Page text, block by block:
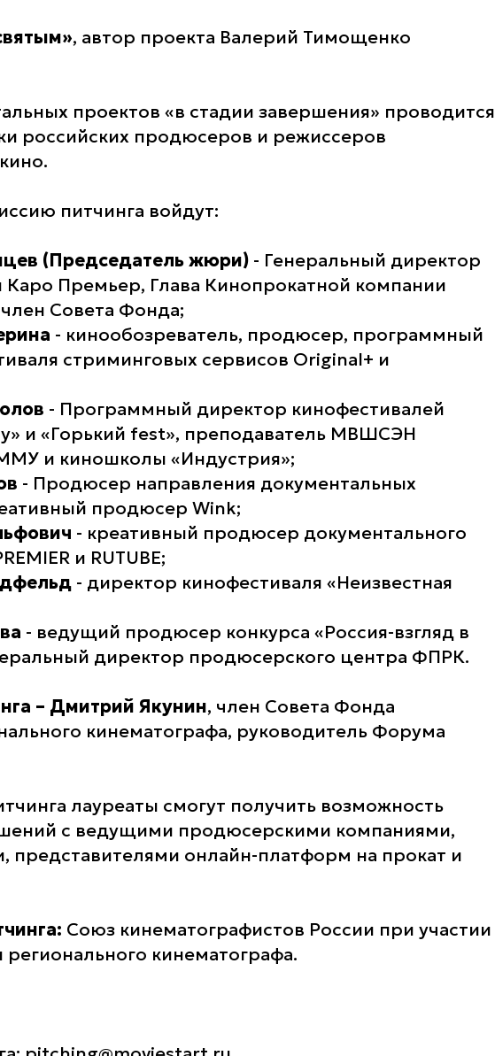
, автор проекта Валерий Тимощенко
проектов «в стадии завершения» проводится
российских продюсеров и режиссеров
питчинга войдут:
(Председатель жюри) - Генеральный директор
Каро Премьер, Глава Кинопрокатной компании
Совета Фонда;
- кинообозреватель, продюсер, программный
стриминговых сервисов Original+ и
- Программный директор кинофестивалей
и «Горький fest», преподаватель МВШСЭН
и киношколы «Индустрия»;
- Продюсер направления документальных
продюсер Wink;
- креативный продюсер документального
и RUTUBE;
- директор кинофестиваля «Неизвестная
- ведущий продюсер конкурса «Россия-взгляд в
директор продюсерского центра ФПРК.
– Дмитрий Якунин, член Совета Фонда
кинематографа, руководитель Форума
лауреаты смогут получить возможность
с ведущими продюсерскими компаниями,
представителями онлайн-платформ на прокат и
Союз кинематографистов России при участии
кинематографа.